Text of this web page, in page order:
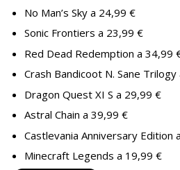
No Man’s Sky a 24,99 €
Sonic Frontiers a 23,99 €
Red Dead Redemption a 34,99
Crash Bandicoot N. Sane
Dragon Quest XI S a 29,99 €
Astral Chain a 39,99 €
Castlevania Anniversary Edition
Minecraft Legends a 19,99 €